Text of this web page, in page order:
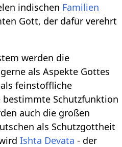
indischen Familien
Gott, der dafür verehrt
werden die
als Aspekte Gottes
feinstoffliche
bestimmte Schutzfunktion
auch die großen
als Schutzgottheit
Ishta Devata - der